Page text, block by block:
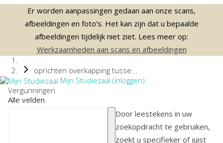
Er worden aanpassingen gedaan aan onze scans,
afbeeldingen en foto’s. Het kan zijn dat u bepaalde
afbeeldingen tijdelijk niet ziet. Lees meer op:
Werkzaamheden aan scans en afbeeldingen
oprichten overkapping tusse...
Mijn Studiezaal (inloggen)
Vergunningen
Alle velden
Door leestekens in uw
zoekopdracht te gebruiken,
zoekt u specifieker of juist